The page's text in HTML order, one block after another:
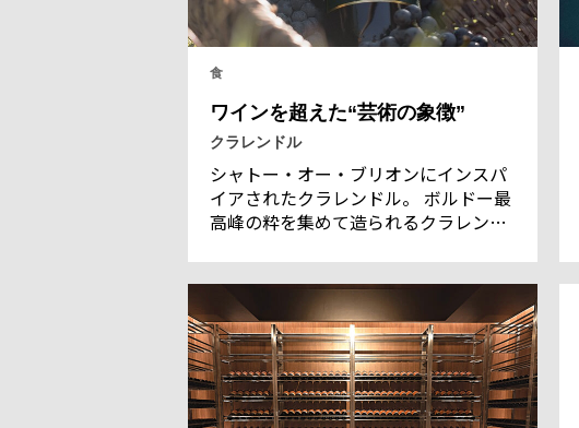
食
ワインを超えた“芸術の象徴”
クラレンドル
シャトー・オー・ブリオンにインスパ
イアされたクラレンドル。 ボルドー最
高峰の粋を集めて造られるクラレンド
た。アカデミー賞のパーティーで振る
舞われる栄に浴しただけでなく、確固
たるパートナーシップによって、未来
を築くブドウも豊かに実を結んだ。
シャンパンにも通ずるその独特な製法
の秘密を探る。